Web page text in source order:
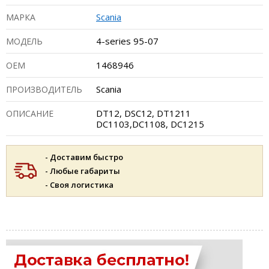
МАРКА Scania
МОДЕЛЬ 4-series 95-07
ОЕМ 1468946
ПРОИЗВОДИТЕЛЬ Scania
ОПИСАНИЕ
DT12, DSC12, DT1211
DC1103,DC1108, DC1215
- Доставим быстро
- Любые габариты
- Своя логистика